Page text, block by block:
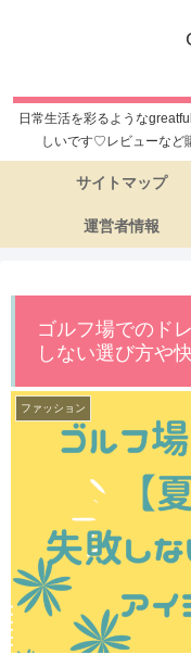
日常生活を彩るような
しいです♡レビューなど
サイトマップ
運営者情報
ゴルフ場でのド
しない選び方や
ファッション